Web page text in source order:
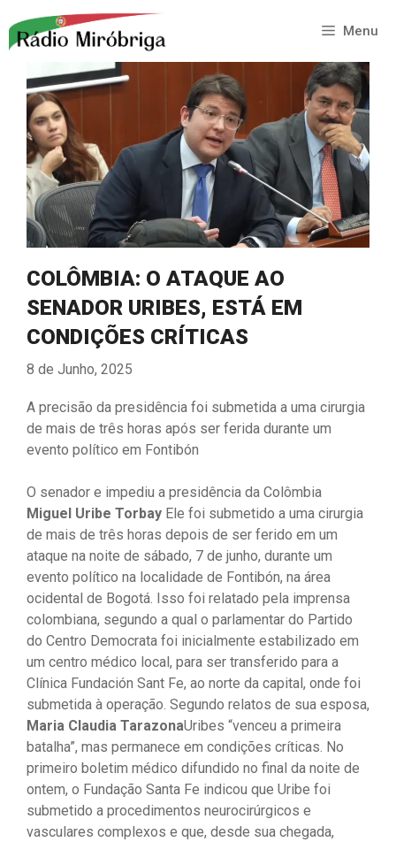
para
conteúdo
Menu
COLÔMBIA: O ATAQUE AO
SENADOR URIBES, ESTÁ EM
CONDIÇÕES CRÍTICAS
8 de Junho, 2025
A precisão da presidência foi submetida a uma cirurgia
de mais de três horas após ser ferida durante um
evento político em Fontibón
O senador e impediu a presidência da Colômbia
Miguel Uribe Torbay Ele foi submetido a uma cirurgia
de mais de três horas depois de ser ferido em um
ataque na noite de sábado, 7 de junho, durante um
evento político na localidade de Fontibón, na área
ocidental de Bogotá. Isso foi relatado pela imprensa
colombiana, segundo a qual o parlamentar do Partido
do Centro Democrata foi inicialmente estabilizado em
um centro médico local, para ser transferido para a
Clínica Fundación Sant Fe, ao norte da capital, onde foi
submetida à operação. Segundo relatos de sua esposa,
Maria Claudia TarazonaUribes “venceu a primeira
batalha”, mas permanece em condições críticas. No
primeiro boletim médico difundido no final da noite de
ontem, o Fundação Santa Fe indicou que Uribe foi
submetido a procedimentos neurocirúrgicos e
vasculares complexos e que, desde sua chegada,